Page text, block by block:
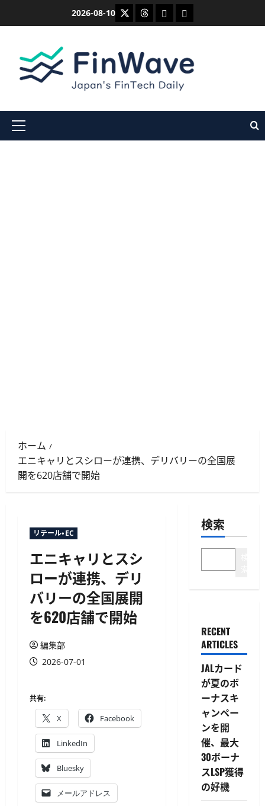
2026-08-10 X ThreadsBlueskyMastodon
メ
ホーム
エニキャリとスシローが連携、デリバリーの全国展
開を620店舗で開始
リテール・EC
エニキャリとスシ
ローが連携、デリ
バリーの全国展開
を620店舗で開始
編集部
2026-07-01
共有:
X Facebook
LinkedIn
Bluesky
メールアドレス
検索
RECENT
ARTICLES
JALカード
が夏のボ
ーナスキ
ャンペー
ンを開
催、最大
30ボーナ
スLSP獲得
の好機